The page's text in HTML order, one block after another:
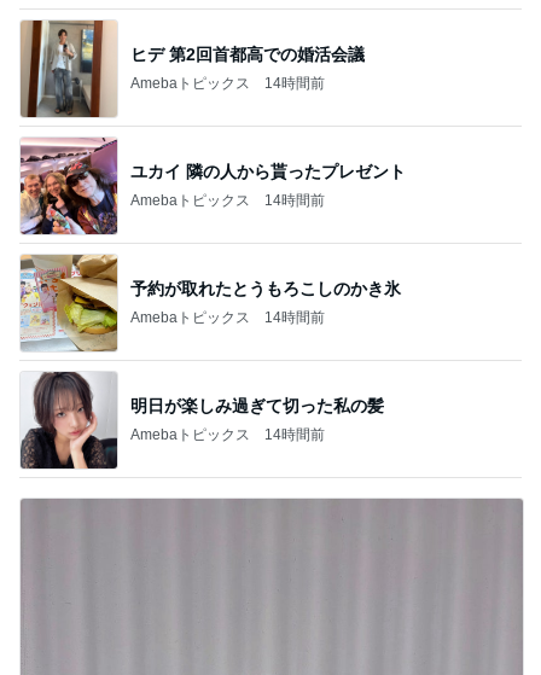
ヒデ 第2回首都高での婚活会議
Amebaトピックス 14時間前
ユカイ 隣の人から貰ったプレゼント
Amebaトピックス 14時間前
予約が取れたとうもろこしのかき氷
Amebaトピックス 14時間前
明日が楽しみ過ぎて切った私の髪
Amebaトピックス 14時間前